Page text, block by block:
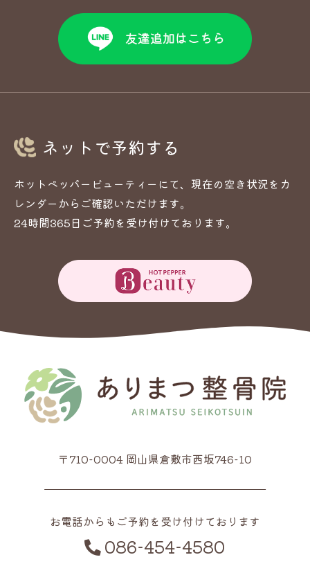
ネットで予約する
ホットペッパービューティーにて、現在の空き状況をカ
レンダーからご確認いただけます。
24時間365日ご予約を受け付けております。
〒710-0004 岡山県倉敷市西坂746-10
お電話からもご予約を受け付けております
086-454-4580